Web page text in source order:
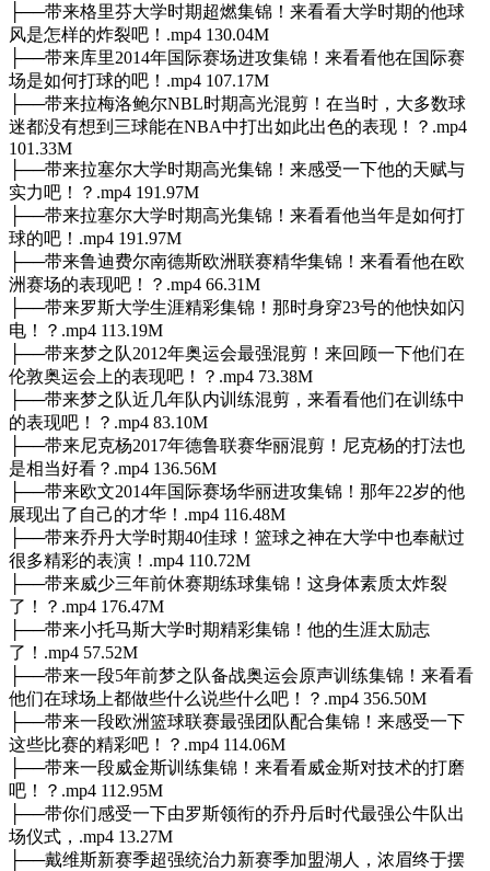
├──带来格里芬大学时期超燃集锦！来看看大学时期的他球
风是怎样的炸裂吧！.mp4 130.04M
├──带来库里2014年国际赛场进攻集锦！来看看他在国际赛
场是如何打球的吧！.mp4 107.17M
├──带来拉梅洛鲍尔NBL时期高光混剪！在当时，大多数球
迷都没有想到三球能在NBA中打出如此出色的表现！？.mp4
101.33M
├──带来拉塞尔大学时期高光集锦！来感受一下他的天赋与
实力吧！？.mp4 191.97M
├──带来拉塞尔大学时期高光集锦！来看看他当年是如何打
球的吧！.mp4 191.97M
├──带来鲁迪费尔南德斯欧洲联赛精华集锦！来看看他在欧
洲赛场的表现吧！？.mp4 66.31M
├──带来罗斯大学生涯精彩集锦！那时身穿23号的他快如闪
电！？.mp4 113.19M
├──带来梦之队2012年奥运会最强混剪！来回顾一下他们在
伦敦奥运会上的表现吧！？.mp4 73.38M
├──带来梦之队近几年队内训练混剪，来看看他们在训练中
的表现吧！？.mp4 83.10M
├──带来尼克杨2017年德鲁联赛华丽混剪！尼克杨的打法也
是相当好看？.mp4 136.56M
├──带来欧文2014年国际赛场华丽进攻集锦！那年22岁的他
展现出了自己的才华！.mp4 116.48M
├──带来乔丹大学时期40佳球！篮球之神在大学中也奉献过
很多精彩的表演！.mp4 110.72M
├──带来威少三年前休赛期练球集锦！这身体素质太炸裂
了！？.mp4 176.47M
├──带来小托马斯大学时期精彩集锦！他的生涯太励志
了！.mp4 57.52M
├──带来一段5年前梦之队备战奥运会原声训练集锦！来看看
他们在球场上都做些什么说些什么吧！？.mp4 356.50M
├──带来一段欧洲篮球联赛最强团队配合集锦！来感受一下
这些比赛的精彩吧！？.mp4 114.06M
├──带来一段威金斯训练集锦！来看看威金斯对技术的打磨
吧！？.mp4 112.95M
├──带你们感受一下由罗斯领衔的乔丹后时代最强公牛队出
场仪式，.mp4 13.27M
├──戴维斯新赛季超强统治力新赛季加盟湖人，浓眉终于摆